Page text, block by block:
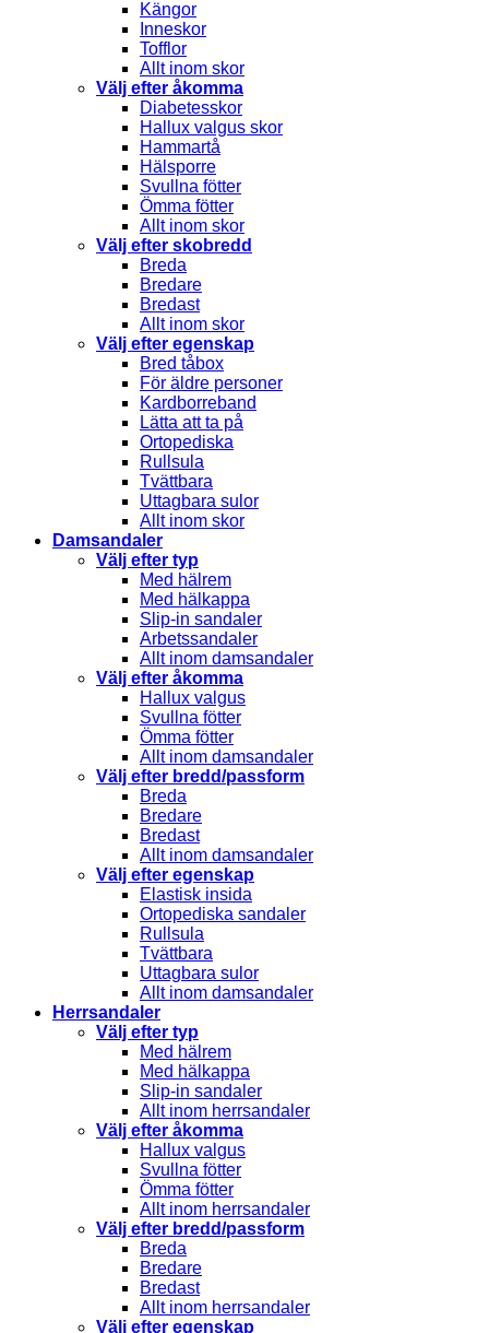
Kängor
Inneskor
Tofflor
Allt inom skor
Välj efter åkomma
Diabetesskor
Hallux valgus skor
Hammartå
Hälsporre
Svullna fötter
Ömma fötter
Allt inom skor
Välj efter skobredd
Breda
Bredare
Bredast
Allt inom skor
Välj efter egenskap
Bred tåbox
För äldre personer
Kardborreband
Lätta att ta på
Ortopediska
Rullsula
Tvättbara
Uttagbara sulor
Allt inom skor
Damsandaler
Välj efter typ
Med hälrem
Med hälkappa
Slip-in sandaler
Arbetssandaler
Allt inom damsandaler
Välj efter åkomma
Hallux valgus
Svullna fötter
Ömma fötter
Allt inom damsandaler
Välj efter bredd/passform
Breda
Bredare
Bredast
Allt inom damsandaler
Välj efter egenskap
Elastisk insida
Ortopediska sandaler
Rullsula
Tvättbara
Uttagbara sulor
Allt inom damsandaler
Herrsandaler
Välj efter typ
Med hälrem
Med hälkappa
Slip-in sandaler
Allt inom herrsandaler
Välj efter åkomma
Hallux valgus
Svullna fötter
Ömma fötter
Allt inom herrsandaler
Välj efter bredd/passform
Breda
Bredare
Bredast
Allt inom herrsandaler
Välj efter egenskap